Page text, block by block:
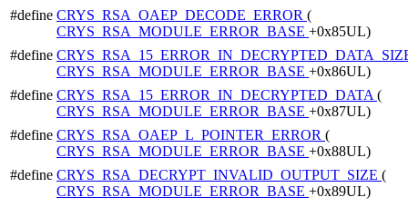
#define CRYS_RSA_OAEP_DECODE_ERROR (
CRYS_RSA_MODULE_ERROR_BASE +0x85UL)
#define
CRYS_RSA_MODULE_ERROR_BASE +0x86UL)
#define CRYS_RSA_15_ERROR_IN_DECRYPTED_DATA (
CRYS_RSA_MODULE_ERROR_BASE +0x87UL)
#define CRYS_RSA_OAEP_L_POINTER_ERROR (
CRYS_RSA_MODULE_ERROR_BASE +0x88UL)
#define CRYS_RSA_DECRYPT_INVALID_OUTPUT_SIZE (
CRYS_RSA_MODULE_ERROR_BASE +0x89UL)